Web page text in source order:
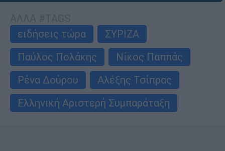
ειδήσεις τώρα
ΣΥΡΙΖΑ
Παύλος Πολάκης
Νίκος Παππάς
Ρένα Δούρου
Αλέξης Τσίπρας
Ελληνική Αριστερή Συμπαράταξη